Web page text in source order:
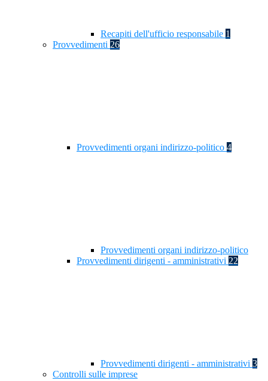
Recapiti dell'ufficio responsabile 1
Provvedimenti 26
Provvedimenti organi indirizzo-politico 4
Provvedimenti organi indirizzo-politico
Provvedimenti dirigenti - amministrativi 22
Provvedimenti dirigenti - amministrativi 3
Controlli sulle imprese